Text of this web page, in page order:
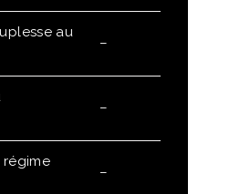
au
–
–
–